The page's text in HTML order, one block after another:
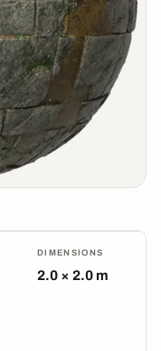
DIMENSIONS
2.0 × 2.0 m